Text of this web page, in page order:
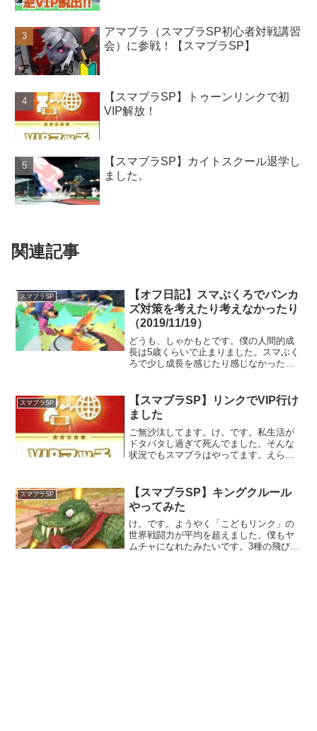
アマブラ（スマブラSP初心者対戦講習
会）に参戦！【スマブラSP】
【スマブラSP】トゥーンリンクで初
VIP解放！
【スマブラSP】カイトスクール退学し
ました。
関連記事
スマブラSP
【オフ日記】スマぶくろでバンカ
ズ対策を考えたり考えなかったり
（2019/11/19）
どうも、しゃかもとです。僕の人間的成
長は5歳くらいで止まりました。スマぶく
ろで少し成長を感じたり感じなかったり
が、2先ルールの対戦はたぶん勝率5割く
らいでそこそこ頑張れ...
スマブラSP
【スマブラSP】リンクでVIP行け
ました
ご無沙汰してます。け。です。私生活が
ドタバタし過ぎて死んでました。そんな
状況でもスマブラはやってます。えら
誤の末、なんとかVIP入り。まあすぐ落ち
るでしょうけどね。...
スマブラSP
【スマブラSP】キングクルール
やってみた
け。です。ようやく「こどもリンク」の
世界戦闘力が平均を超えました。僕もヤ
ムチャになれたみたいです。3種の飛び道